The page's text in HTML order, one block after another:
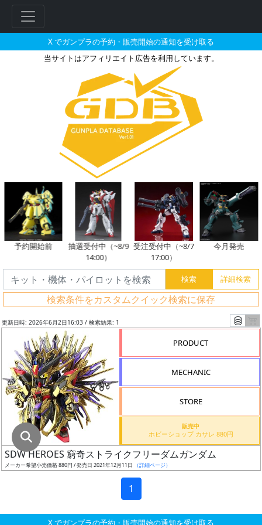
X でガンプラの予約・販売開始の通知を受け取る
当サイトはアフィリエイト広告を利用しています。
SDW HEROES 窮奇ストライク
予約開始前
抽選受付中（~8/9
14:00）
受注受付中（~8/7
17:00）
今月発売
検索条件をカスタムクイック検索に保存
ー
索
グ
レ
ス
ケ
ー
成
形
更新日時: 2026年6月2日16:03 / 検索結果: 1
PRODUCT
MECHANIC
STORE
販売中
ホビーショップ カサレ 880円
SDW HEROES 窮奇ストライクフリーダムガンダム
メーカー希望小売価格 880円 / 発売日 2021年12月11日 （詳細ページ）
1
X でガンプラの予約・販売開始の通知を受け取る